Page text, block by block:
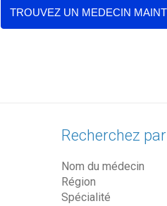
Recherchez par
Nom du médecin
Région
Spécialité